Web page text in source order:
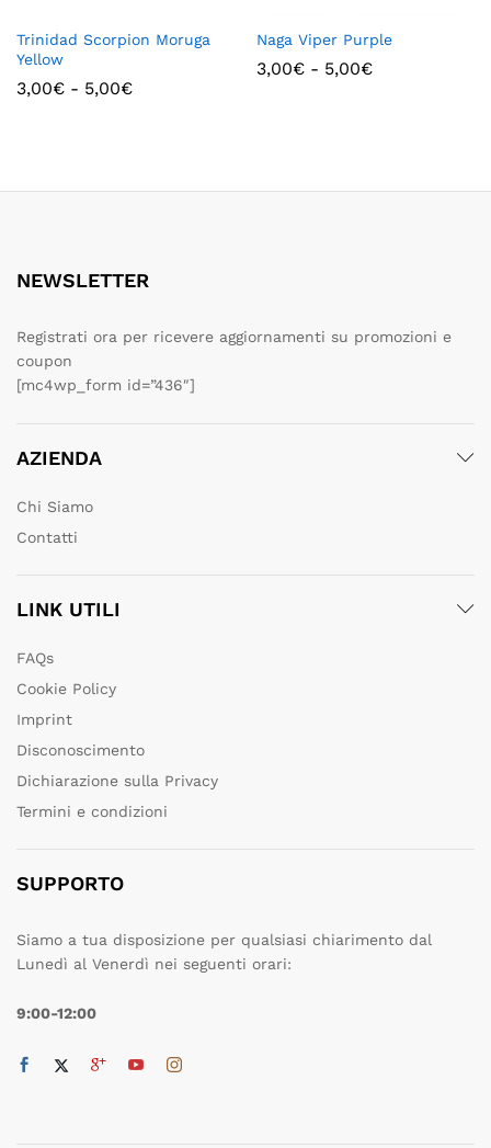
Trinidad Scorpion Moruga
Yellow
3,00€ - 5,00€
Naga Viper Purple
3,00€ - 5,00€
NEWSLETTER
Registrati ora per ricevere aggiornamenti su promozioni e
coupon
[mc4wp_form id=”436″]
AZIENDA
Chi Siamo
Contatti
LINK UTILI
FAQs
Cookie Policy
Imprint
Disconoscimento
Dichiarazione sulla Privacy
Termini e condizioni
SUPPORTO
Siamo a tua disposizione per qualsiasi chiarimento dal
Lunedì al Venerdì nei seguenti orari:
9:00-12:00